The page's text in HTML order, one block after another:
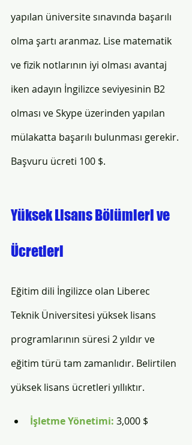
yapılan üniversite sınavında başarılı
olma şartı aranmaz. Lise matematik
ve fizik notlarının iyi olması avantaj
iken adayın İngilizce seviyesinin B2
olması ve Skype üzerinden yapılan
mülakatta başarılı bulunması gerekir.
Başvuru ücreti 100 $.
Yüksek Lisans Bölümleri ve
Ücretleri
Eğitim dili İngilizce olan Liberec
Teknik Üniversitesi yüksek lisans
programlarının süresi 2 yıldır ve
eğitim türü tam zamanlıdır. Belirtilen
yüksek lisans ücretleri yıllıktır.
İşletme Yönetimi: 3,000 $